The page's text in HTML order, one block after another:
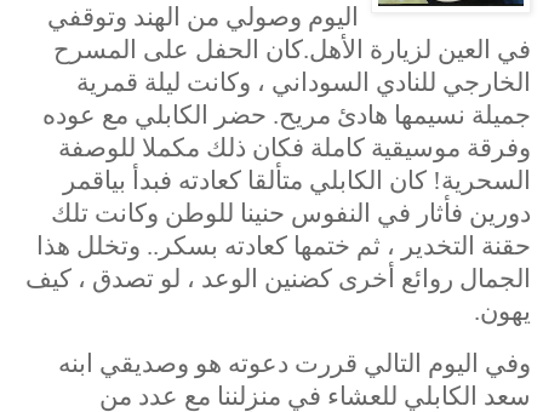
اليوم وصولي من الهند وتوقفي
في العين لزيارة الأهل.كان الحفل على المسرح
الخارجي للنادي السوداني ، وكانت ليلة قمرية
جميلة نسيمها هادئ مريح. حضر الكابلي مع عوده
وفرقة موسيقية كاملة فكان ذلك مكملا للوصفة
السحرية! كان الكابلي متألقا كعادته فبدأ بياقمر
دورين فأثار في النفوس حنينا للوطن وكانت تلك
حقنة التخدير ، ثم ختمها كعادته بسكر.. وتخلل هذا
الجمال روائع أخرى كضنين الوعد ، لو تصدق ، كيف
يهون.
وفي اليوم التالي قررت دعوته هو وصديقي ابنه
سعد الكابلي للعشاء في منزلننا مع عدد من